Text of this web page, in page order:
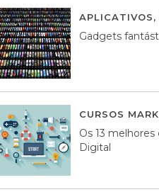
APLICATIVOS,
Gadgets
CURSOS
Os 13
Digital